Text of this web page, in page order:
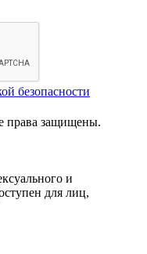
безопасности
права защищены.
и
для лиц,